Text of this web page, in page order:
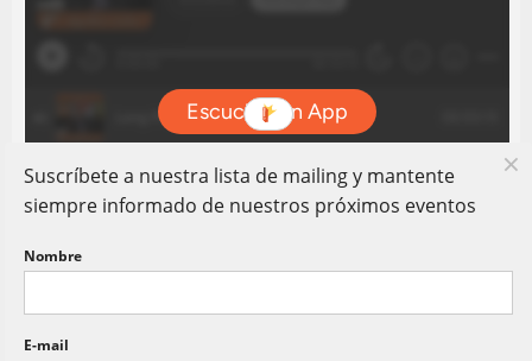
Suscríbete a nuestra lista de mailing y mantente
siempre informado de nuestros próximos eventos
Nombre
E-mail